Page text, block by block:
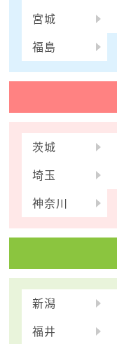
宮城
福島
茨城
埼玉
神奈川
新潟
福井